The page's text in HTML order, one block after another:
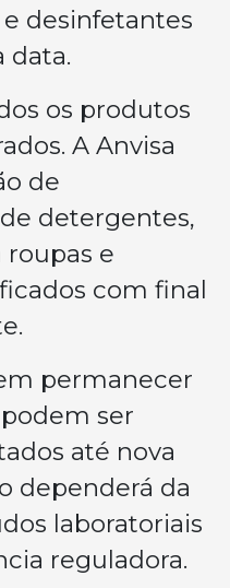
desinfetantes
data.
os produtos
A Anvisa
de
detergentes,
roupas e
com final
permanecer
ser
até nova
dependerá da
laboratoriais
reguladora.